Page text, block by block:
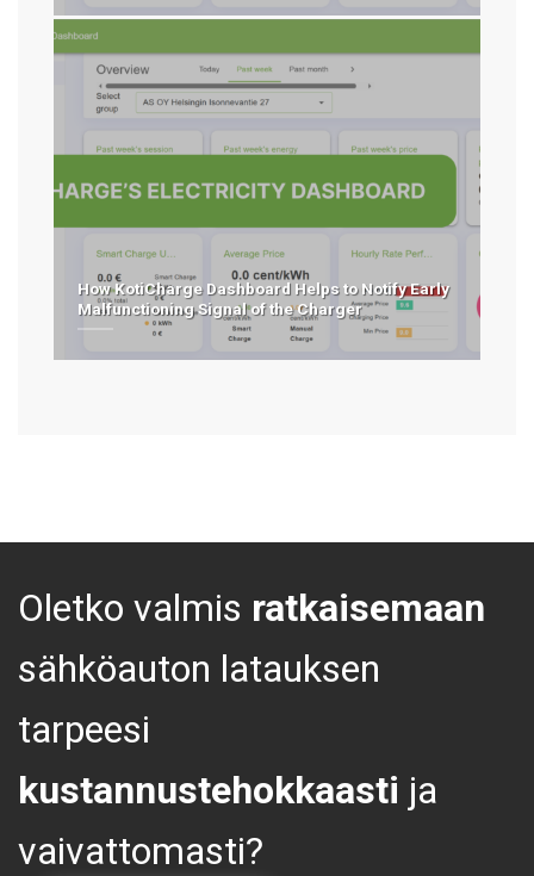
How KotiCharge Dashboard Helps to Notify Early
Malfunctioning Signal of the Charger
Oletko valmis ratkaisemaan
sähköauton latauksen
tarpeesi
kustannustehokkaasti ja
vaivattomasti?